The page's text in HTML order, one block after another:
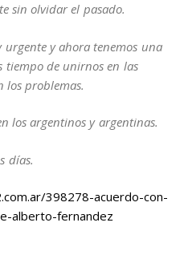
sin olvidar el pasado.
y ahora tenemos una
tiempo de unirnos en las
los problemas.
los argentinos y argentinas.
días.
398278-acuerdo-con-
alberto-fernandez